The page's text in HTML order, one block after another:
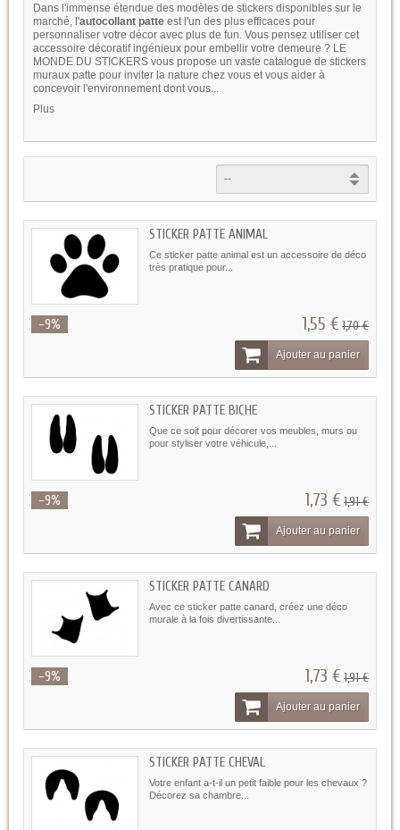
Dans l'immense étendue des modèles de stickers disponibles sur le
marché, l'autocollant patte est l'un des plus efficaces pour
personnaliser votre décor avec plus de fun. Vous pensez utiliser cet
accessoire décoratif ingénieux pour embellir votre demeure ? LE
MONDE DU STICKERS vous propose un vaste catalogue de stickers
muraux patte pour inviter la nature chez vous et vous aider à
concevoir l'environnement dont vous...
Plus
STICKER PATTE ANIMAL
Ce sticker patte animal est un accessoire de déco
très pratique pour...
-9% 1,55 €1,70 €
Ajouter au panier
STICKER PATTE BICHE
Que ce soit pour décorer vos meubles, murs ou
pour styliser votre véhicule,...
-9% 1,73 €1,91 €
Ajouter au panier
STICKER PATTE CANARD
Avec ce sticker patte canard, créez une déco
murale à la fois divertissante...
-9% 1,73 €1,91 €
Ajouter au panier
STICKER PATTE CHEVAL
Votre enfant a-t-il un petit faible pour les chevaux ?
Décorez sa chambre...